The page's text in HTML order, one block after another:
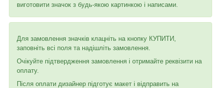
виготовити значок з будь-якою картинкою і написами.
Для замовлення значків клацніть на кнопку КУПИТИ,
заповніть всі поля та надішліть замовлення.
Очікуйте підтвердження замовлення і отримайте реквізити на
оплату.
Після оплати дизайнер підготує макет і відправить на